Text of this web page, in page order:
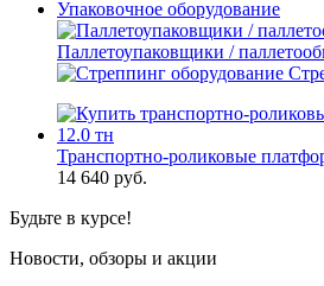
Упаковочное оборудование
Паллетоупаковщики /
Транспортно-роликовые
14 640 руб.
Будьте в курсе!
Новости, обзоры и акции